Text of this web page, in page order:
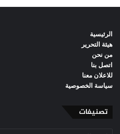
الرئيسية
هيئة التحرير
من نحن
اتصل بنا
للاعلان معنا
سياسة الخصوصية
تصنيفات